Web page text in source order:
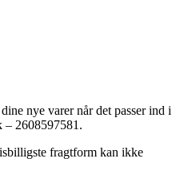
nye varer når det passer ind i
– 2608597581.
fragtform kan ikke